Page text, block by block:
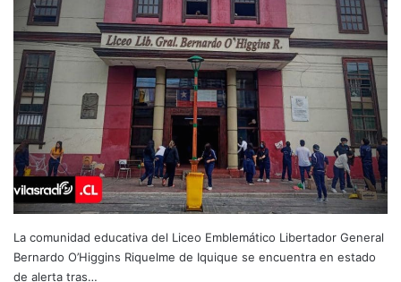
La comunidad educativa del Liceo Emblemático Libertador General
Bernardo O’Higgins Riquelme de Iquique se encuentra en estado
de alerta tras…